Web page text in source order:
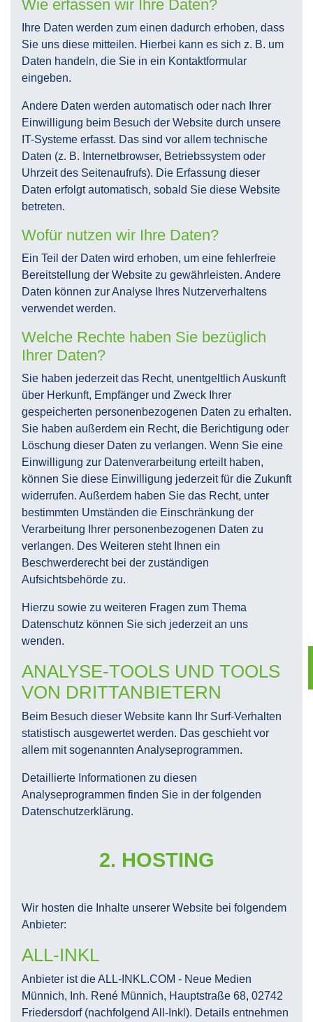
Wie erfassen wir Ihre Daten?
Ihre Daten werden zum einen dadurch erhoben, dass
Sie uns diese mitteilen. Hierbei kann es sich z. B. um
Daten handeln, die Sie in ein Kontaktformular
eingeben.
Andere Daten werden automatisch oder nach Ihrer
Einwilligung beim Besuch der Website durch unsere
IT-Systeme erfasst. Das sind vor allem technische
Daten (z. B. Internetbrowser, Betriebssystem oder
Uhrzeit des Seitenaufrufs). Die Erfassung dieser
Daten erfolgt automatisch, sobald Sie diese Website
betreten.
Wofür nutzen wir Ihre Daten?
Ein Teil der Daten wird erhoben, um eine fehlerfreie
Bereitstellung der Website zu gewährleisten. Andere
Daten können zur Analyse Ihres Nutzerverhaltens
verwendet werden.
Welche Rechte haben Sie bezüglich
Ihrer Daten?
Sie haben jederzeit das Recht, unentgeltlich Auskunft
über Herkunft, Empfänger und Zweck Ihrer
gespeicherten personenbezogenen Daten zu erhalten.
Sie haben außerdem ein Recht, die Berichtigung oder
Löschung dieser Daten zu verlangen. Wenn Sie eine
Einwilligung zur Datenverarbeitung erteilt haben,
können Sie diese Einwilligung jederzeit für die Zukunft
widerrufen. Außerdem haben Sie das Recht, unter
bestimmten Umständen die Einschränkung der
Verarbeitung Ihrer personenbezogenen Daten zu
verlangen. Des Weiteren steht Ihnen ein
Beschwerderecht bei der zuständigen
Aufsichtsbehörde zu.
Hierzu sowie zu weiteren Fragen zum Thema
Datenschutz können Sie sich jederzeit an uns
wenden.
ANALYSE-TOOLS UND TOOLS
VON DRITT­ANBIETERN
Beim Besuch dieser Website kann Ihr Surf-Verhalten
statistisch ausgewertet werden. Das geschieht vor
allem mit sogenannten Analyseprogrammen.
Detaillierte Informationen zu diesen
Analyseprogrammen finden Sie in der folgenden
Datenschutzerklärung.
2. HOSTING
Wir hosten die Inhalte unserer Website bei folgendem
Anbieter:
ALL-INKL
Anbieter ist die ALL-INKL.COM - Neue Medien
Münnich, Inh. René Münnich, Hauptstraße 68, 02742
Friedersdorf (nachfolgend All-Inkl). Details entnehmen